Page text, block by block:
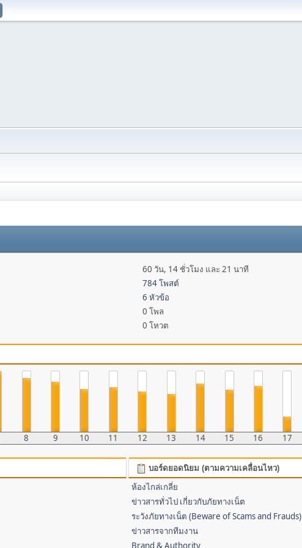
60 วัน, 14 ชั่วโมง และ 21 นาที
784 โพสต์
6 หัวข้อ
0 โพล
0 โหวต
8 9 10 11 12 13 14 15 16 17
บอร์ดยอดนิยม (ตามความเคลื่อนไหว)
ห้องไกล่เกลี่ย
ข่าวสารทั่วไป เกี่ยวกับภัยทางเน็ต
ระวังภัยทางเน็ต (Beware of Scams and Frauds)
ข่าวสารจากทีมงาน
Brand & Authority